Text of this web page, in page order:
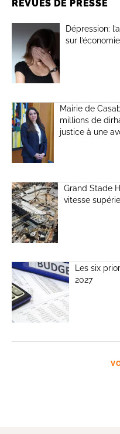
REVUES DE PRESSE
Dépression:
sur l’économie
Mairie de
millions de
justice à une
Grand Stade
vitesse
Les six
2027